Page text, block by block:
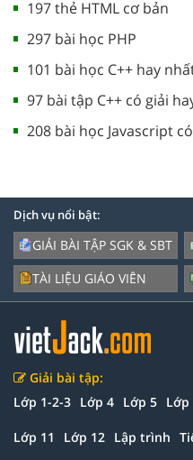
197 thẻ HTML cơ bản
297 bài học PHP
101 bài học C++ hay
97 bài tập C++ có giải
208 bài học Javascript
Dịch vụ nổi bật:
GIẢI BÀI TẬP SGK & SBT
TÀI LIỆU GIÁO VIÊN
Giải bài tập:
Lớp 1-2-3 Lớp 4 Lớp 5 Lớp
Lớp 11 Lớp 12 Lập trình